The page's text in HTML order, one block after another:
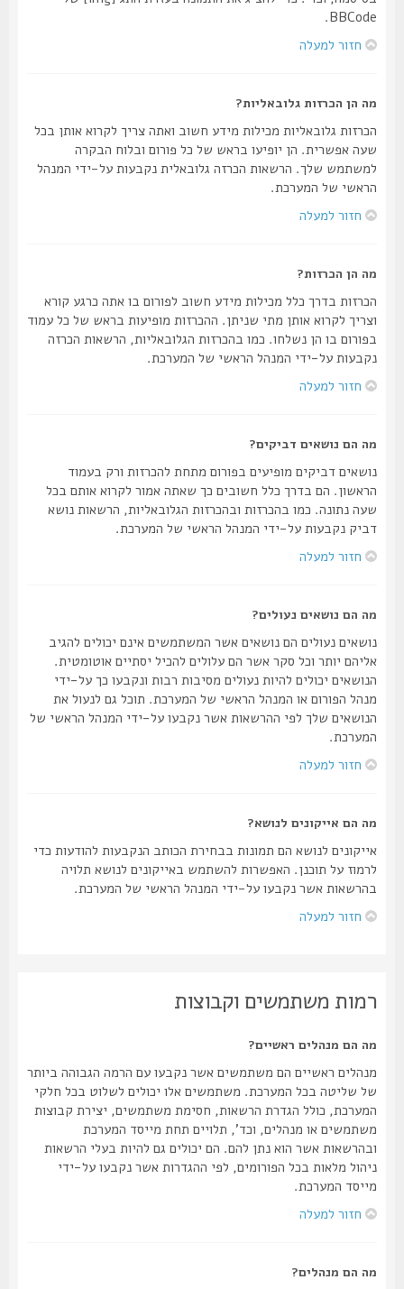
BBCode.
חזור למעלה
מה הן הכרזות גלובאליות?
הכרזות גלובאליות מכילות מידע חשוב ואתה צריך לקרוא אותן בכל
שעה אפשרית. הן יופיעו בראש של כל פורום ובלוח הבקרה
למשתמש שלך. הרשאות הכרזה גלובאלית נקבעות על-ידי המנהל
הראשי של המערכת.
חזור למעלה
מה הן הכרזות?
הכרזות בדרך כלל מכילות מידע חשוב לפורום בו אתה כרגע קורא
וצריך לקרוא אותן מתי שניתן. ההכרזות מופיעות בראש של כל עמוד
בפורום בו הן נשלחו. כמו בהכרזות הגלובאליות, הרשאות הכרזה
נקבעות על-ידי המנהל הראשי של המערכת.
חזור למעלה
מה הם נושאים דביקים?
נושאים דביקים מופיעים בפורום מתחת להכרזות ורק בעמוד
הראשון. הם בדרך כלל חשובים כך שאתה אמור לקרוא אותם בכל
שעה נתונה. כמו בהכרזות ובהכרזות הגלובאליות, הרשאות נושא
דביק נקבעות על-ידי המנהל הראשי של המערכת.
חזור למעלה
מה הם נושאים נעולים?
נושאים נעולים הם נושאים אשר המשתמשים אינם יכולים להגיב
אליהם יותר וכל סקר אשר הם עלולים להכיל יסתיים אוטומטית.
הנושאים יכולים להיות נעולים מסיבות רבות ונקבעו כך על-ידי
מנהל הפורום או המנהל הראשי של המערכת. תוכל גם לנעול את
הנושאים שלך לפי ההרשאות אשר נקבעו על-ידי המנהל הראשי של
המערכת.
חזור למעלה
מה הם אייקונים לנושא?
אייקונים לנושא הם תמונות בבחירת הכותב הנקבעות להודעות כדי
לרמוז על תוכנן. האפשרות להשתמש באייקונים לנושא תלויה
בהרשאות אשר נקבעו על-ידי המנהל הראשי של המערכת.
חזור למעלה
רמות משתמשים וקבוצות
מה הם מנהלים ראשיים?
מנהלים ראשיים הם משתמשים אשר נקבעו עם הרמה הגבוהה ביותר
של שליטה בכל המערכת. משתמשים אלו יכולים לשלוט בכל חלקי
המערכת, כולל הגדרת הרשאות, חסימת משתמשים, יצירת קבוצות
משתמשים או מנהלים, וכד', תלויים תחת מייסד המערכת
ובהרשאות אשר הוא נתן להם. הם יכולים גם להיות בעלי הרשאות
ניהול מלאות בכל הפורומים, לפי ההגדרות אשר נקבעו על-ידי
מייסד המערכת.
חזור למעלה
מה הם מנהלים?